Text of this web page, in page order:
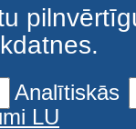
Analītiskās
LU